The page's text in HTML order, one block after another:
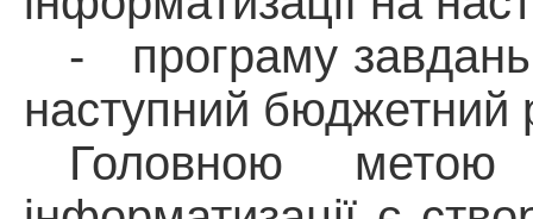
-
програму
наступний
Головною метою